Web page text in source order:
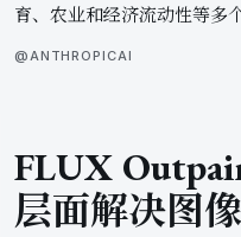
育、农业和经济流动性等多
@ANTHROPICAI
FLUX
层面解决图